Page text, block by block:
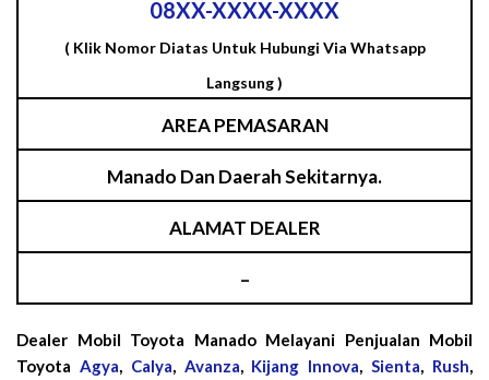
08XX-XXXX-XXXX
( Klik Nomor Diatas Untuk Hubungi Via Whatsapp
Langsung )
AREA PEMASARAN
Manado Dan Daerah Sekitarnya.
ALAMAT DEALER
–
Dealer Mobil Toyota Manado Melayani Penjualan Mobil
Toyota Agya Calya Avanza Kijang Innova Sienta Rush